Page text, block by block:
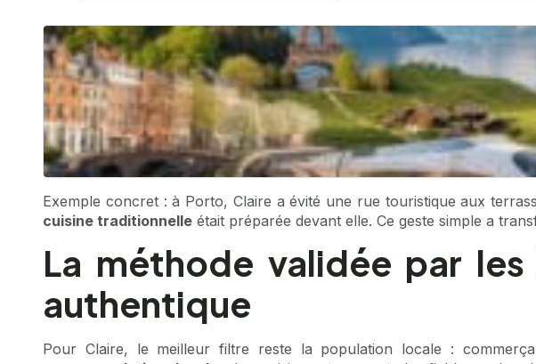
Exemple concret : à Porto, Claire a évité une rue touristique aux
cuisine traditionnelle était préparée devant elle. Ce geste simple a
La méthode validée par
authentique
Pour Claire, le meilleur filtre reste la population locale :